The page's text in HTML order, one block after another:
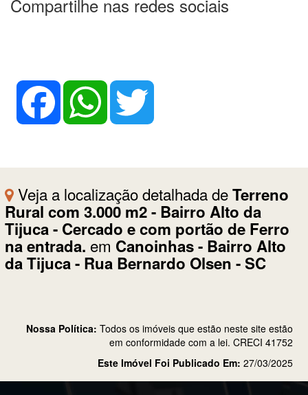
Compartilhe nas redes sociais
Facebook WhatsApp
Veja a localização detalhada deTerreno
Rural com 3.000 m2 - Bairro Alto da
Tijuca - Cercado e com portão de Ferro
na entrada. em Canoinhas - Bairro Alto
da Tijuca - Rua Bernardo Olsen - SC
Nossa Política: Todos os imóveis que estão neste site estão
em conformidade com a lei. CRECI 41752
Este Imóvel Foi Publicado Em: 27/03/2025